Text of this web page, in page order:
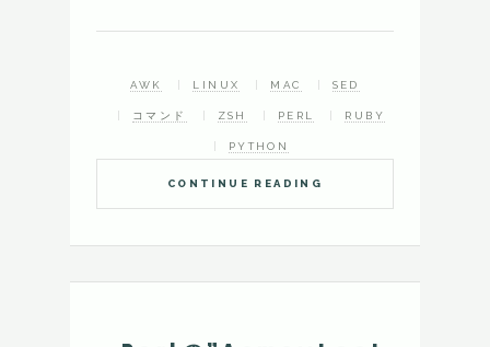
CONTINUE READING
AWK LINUX MAC SED
コマンド ZSH PERL RUBY
PYTHON